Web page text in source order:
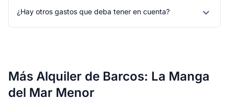
¿Hay otros gastos que deba tener en cuenta?
Más Alquiler de Barcos: La Manga
del Mar Menor